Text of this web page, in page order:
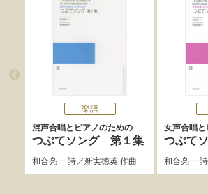
楽譜
混声合唱とピアノのための
つぶてソング 第１集
和合亮一詩／新実徳英作曲
女声合唱
つぶて
和合亮一詩